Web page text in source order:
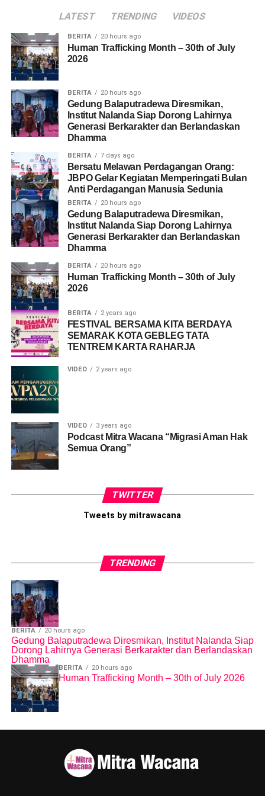
Share this:
Facebook X
LATEST TRENDING VIDEOS
BERITA 20 hours ago
Human Trafficking Month – 30th of July
2026
BERITA 20 hours ago
Gedung Balaputradewa Diresmikan,
Institut Nalanda Siap Dorong Lahirnya
Generasi Berkarakter dan Berlandaskan
Dhamma
BERITA 7 days ago
Bersatu Melawan Perdagangan Orang:
JBPO Gelar Kegiatan Memperingati Bulan
Anti Perdagangan Manusia Sedunia
BERITA 20 hours ago
Gedung Balaputradewa Diresmikan,
Institut Nalanda Siap Dorong Lahirnya
Generasi Berkarakter dan Berlandaskan
Dhamma
BERITA 20 hours ago
Human Trafficking Month – 30th of July
2026
BERITA 2 years ago
FESTIVAL BERSAMA KITA BERDAYA
SEMARAK KOTA GEBLEG TATA
TENTREM KARTA RAHARJA
VIDEO 2 years ago
VIDEO 3 years ago
Podcast Mitra Wacana “Migrasi Aman Hak
Semua Orang”
TWITTER
Tweets by mitrawacana
TRENDING
BERITA 20 hours ago
Gedung Balaputradewa Diresmikan, Institut Nalanda Siap
Dorong Lahirnya Generasi Berkarakter dan Berlandaskan
Dhamma
BERITA 20 hours ago
Human Trafficking Month – 30th of July 2026